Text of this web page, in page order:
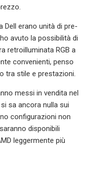
erano unità di pre-
avuto la possibilità di
retroilluminata RGB a
convenienti, penso
tra stile e prestazioni.
messi in vendita nel
sa ancora nulla sui
configurazioni non
disponibili
leggermente più